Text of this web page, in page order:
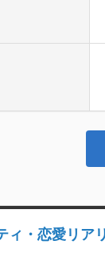
ィ・恋愛リア